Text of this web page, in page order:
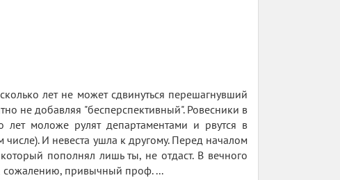
лет не может сдвинуться перешагнувший
не добавляя "бесперспективный". Ровесники в
моложе рулят департаментами и рвутся в
И невеста ушла к другому. Перед началом
пополнял лишь ты, не отдаст. В вечного
сожалению, привычный проф. ...